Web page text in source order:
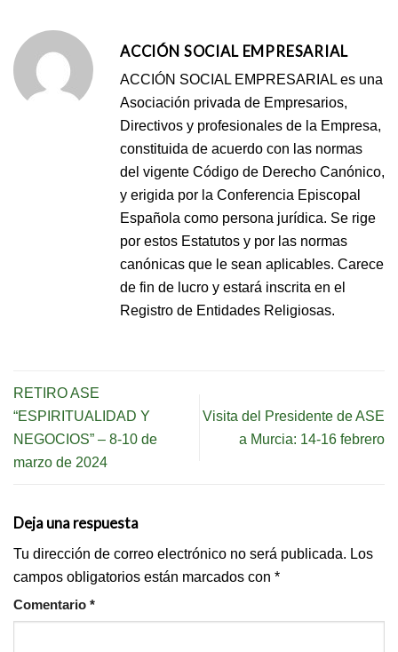
ACCIÓN SOCIAL EMPRESARIAL
ACCIÓN SOCIAL EMPRESARIAL es una
Asociación privada de Empresarios,
Directivos y profesionales de la Empresa,
constituida de acuerdo con las normas
del vigente Código de Derecho Canónico,
y erigida por la Conferencia Episcopal
Española como persona jurídica. Se rige
por estos Estatutos y por las normas
canónicas que le sean aplicables. Carece
de fin de lucro y estará inscrita en el
Registro de Entidades Religiosas.
RETIRO ASE
“ESPIRITUALIDAD Y
NEGOCIOS” – 8-10 de
marzo de 2024
Visita del Presidente de ASE
a Murcia: 14-16 febrero
Deja una respuesta
Tu dirección de correo electrónico no será publicada. Los
campos obligatorios están marcados con *
Comentario *